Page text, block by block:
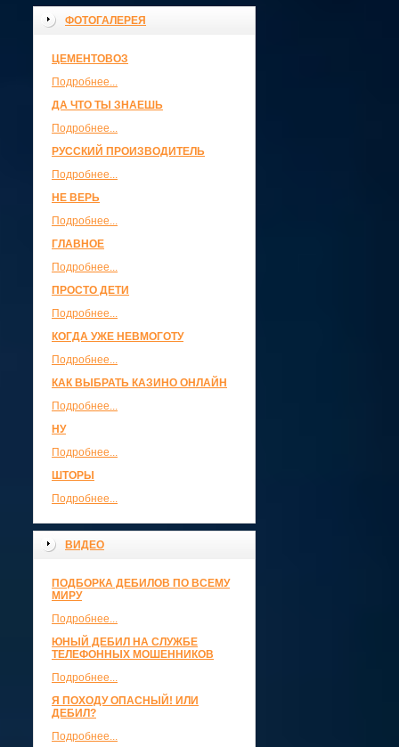
ФОТОГАЛЕРЕЯ
ЦЕМЕНТОВОЗ
Подробнее...
ДА ЧТО ТЫ ЗНАЕШЬ
Подробнее...
РУССКИЙ ПРОИЗВОДИТЕЛЬ
Подробнее...
НЕ ВЕРЬ
Подробнее...
ГЛАВНОЕ
Подробнее...
ПРОСТО ДЕТИ
Подробнее...
КОГДА УЖЕ НЕВМОГОТУ
Подробнее...
КАК ВЫБРАТЬ КАЗИНО ОНЛАЙН
Подробнее...
НУ
Подробнее...
ШТОРЫ
Подробнее...
ВИДЕО
ПОДБОРКА ДЕБИЛОВ ПО ВСЕМУ
МИРУ
Подробнее...
ЮНЫЙ ДЕБИЛ НА СЛУЖБЕ
ТЕЛЕФОННЫХ МОШЕННИКОВ
Подробнее...
Я ПОХОДУ ОПАСНЫЙ! ИЛИ
ДЕБИЛ?
Подробнее...